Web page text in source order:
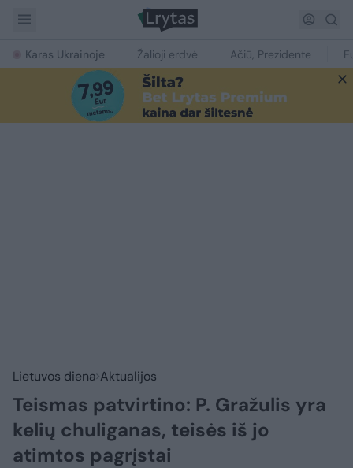
Karas Ukrainoje Žalioji erdvė Ačiū, Prezidente
Lietuvos diena Aktualijos
Teismas patvirtino: P. Gražulis yra
kelių chuliganas, teisės iš jo
atimtos pagrįstai